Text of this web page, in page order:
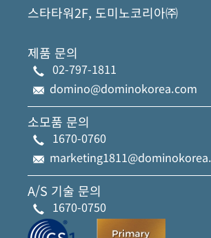
스타타워2F, 도미노코리아㈜
제품 문의
02-797-1811
domino@dominokorea.com
소모품 문의
1670-0760
A/S 기술 문의
1670-0750